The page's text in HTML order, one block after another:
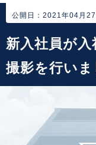
公開日：2021年04月27
新入社員が
撮影を行いま